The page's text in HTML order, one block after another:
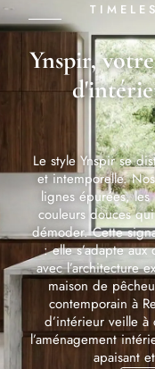
Ynspir,
Le style Ynspir se
et intemporelle.
lignes épurées, les
couleurs douces
démoder. Cette
: elle s’adapte
avec l’architecture
maison de
contemporain à
d’intérieur veille
l’aménagement
apaisant